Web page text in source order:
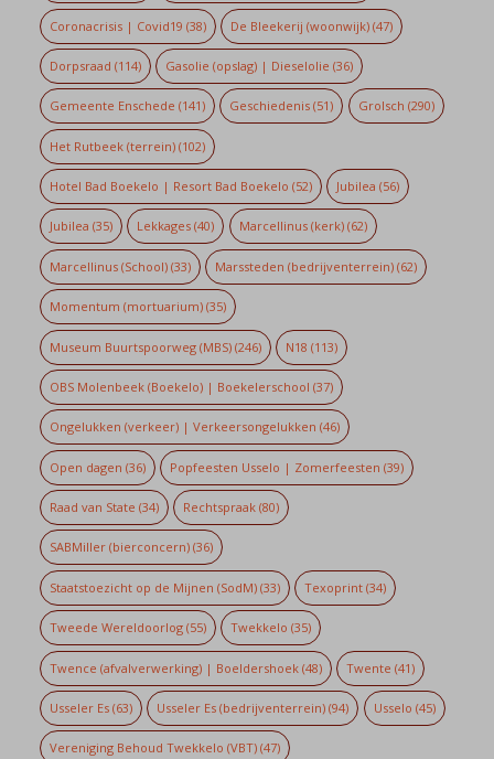
Coronacrisis | Covid19 (38) De Bleekerij (woonwijk) (47)
Dorpsraad (114) Gasolie (opslag) | Dieselolie (36)
Gemeente Enschede (141) Geschiedenis (51) Grolsch (290)
Het Rutbeek (terrein)(102)
Hotel Bad Boekelo | Resort Bad Boekelo (52) Jubilea (56)
Jubilea (35) Lekkages (40) Marcellinus (kerk)(62)
Marcellinus (School)(33) Marssteden (bedrijventerrein) (62)
Momentum (mortuarium)(35)
Museum Buurtspoorweg (MBS)(246) N18 (113)
OBS Molenbeek (Boekelo) | Boekelerschool (37)
Ongelukken (verkeer) | Verkeersongelukken (46)
Open dagen (36) Popfeesten Usselo | Zomerfeesten (39)
Raad van State (34) Rechtspraak (80)
SABMiller (bierconcern)(36)
Staatstoezicht op de Mijnen (SodM)(33) Texoprint (34)
Tweede Wereldoorlog(55) Twekkelo (35)
Twence (afvalverwerking) | Boeldershoek(48) Twente (41)
Usseler Es(63) Usseler Es (bedrijventerrein) (94) Usselo (45)
Vereniging Behoud Twekkelo (VBT)(47)